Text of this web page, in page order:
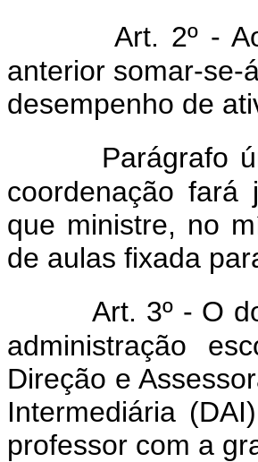
Art. 2º -
anterior somar-se-
desempenho de
Parágrafo
coordenação fará
que ministre, no
de aulas fixada
Art. 3º - O
administração
Direção e
Intermediária
professor com a